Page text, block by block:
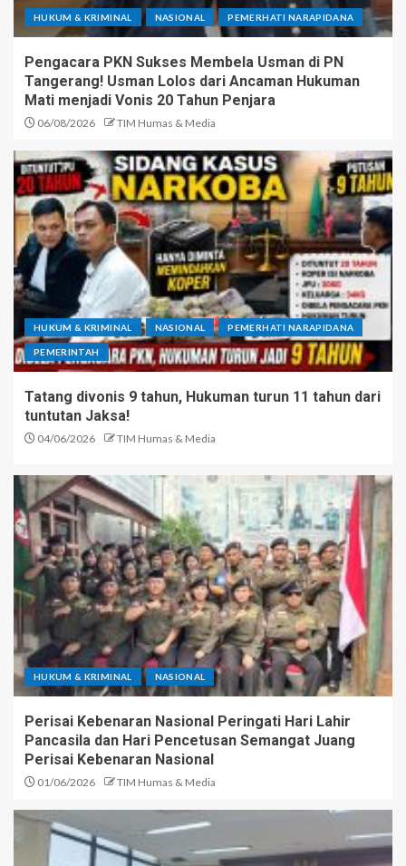
HUKUM & KRIMINAL NASIONAL PEMERHATI NARAPIDANA
Pengacara PKN Sukses Membela Usman di PN
Tangerang! Usman Lolos dari Ancaman Hukuman
Mati menjadi Vonis 20 Tahun Penjara
06/08/2026 TIM Humas & Media
HUKUM & KRIMINAL NASIONAL PEMERHATI NARAPIDANA
PEMERINTAH
Tatang divonis 9 tahun, Hukuman turun 11 tahun dari
tuntutan Jaksa!
04/06/2026 TIM Humas & Media
HUKUM & KRIMINAL NASIONAL
Perisai Kebenaran Nasional Peringati Hari Lahir
Pancasila dan Hari Pencetusan Semangat Juang
Perisai Kebenaran Nasional
01/06/2026 TIM Humas & Media